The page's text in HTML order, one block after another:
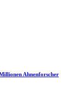
Ahnenforscher